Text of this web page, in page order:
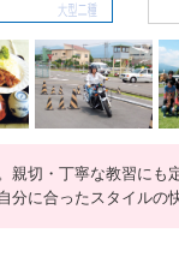
親切・丁寧な教習にも
に合ったスタイルの